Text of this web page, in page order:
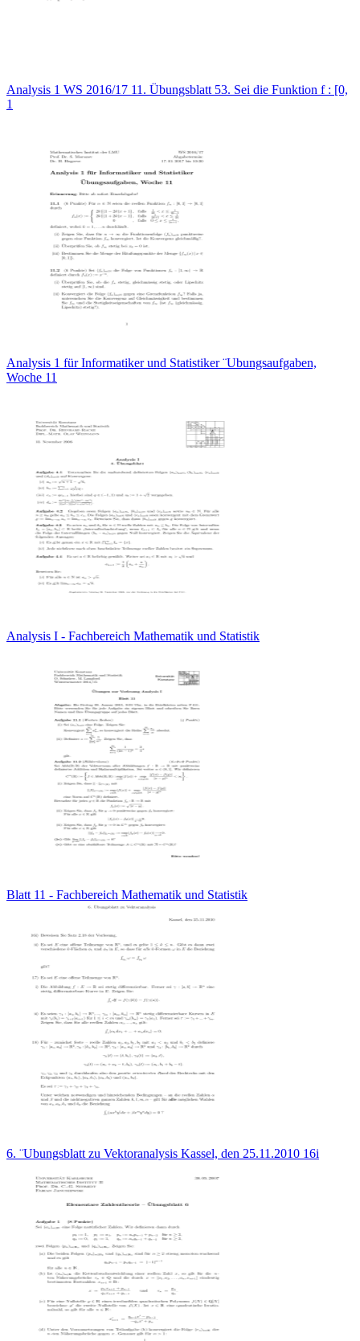
Analysis 1 WS 2016/17 11. Übungsblatt 53. Sei die Funktion f : [0,
1
Analysis 1 für Informatiker und Statistiker ¨Ubungsaufgaben,
Woche 11
Analysis I - Fachbereich Mathematik und Statistik
Blatt 11 - Fachbereich Mathematik und Statistik
6. ¨Ubungsblatt zu Vektoranalysis Kassel, den 25.11.2010 16i